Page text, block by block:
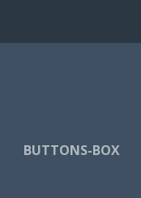
BUTTONS-BOX